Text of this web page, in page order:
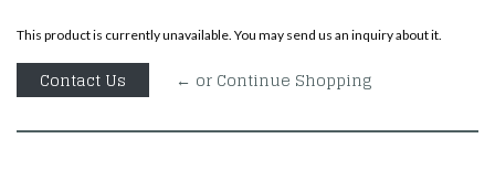
This product is currently unavailable. You may send us an inquiry about it.
Contact Us ← or Continue Shopping